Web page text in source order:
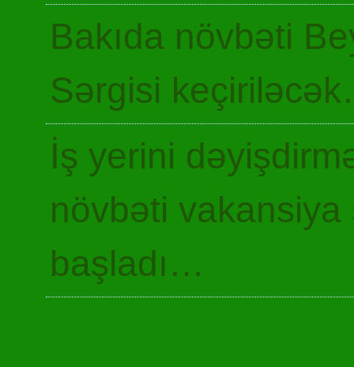
Bakıda növbəti
Sərgisi
İş yerini
növbəti
başladı…